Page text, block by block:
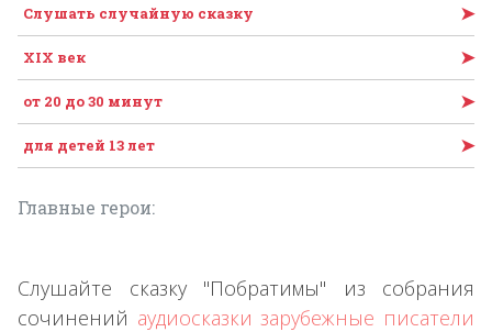
Слушать случайную сказку ➤
XIX век ➤
от 20 до 30 минут ➤
для детей 13 лет ➤
Главные герои:
Слушайте сказку "Побратимы" из собрания
сочинений аудиосказки зарубежные писатели